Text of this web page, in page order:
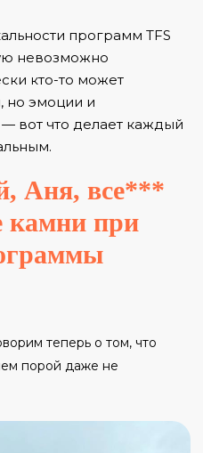
программ TFS
невозможно
кто-то может
но эмоции и
вот что делает каждый
Аня, все***
камни при
теперь о том, что
порой даже не